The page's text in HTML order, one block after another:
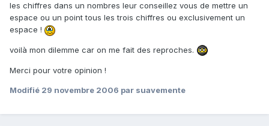
les chiffres dans un nombres leur conseillez vous de mettre un
espace ou un point tous les trois chiffres ou exclusivement un
espace !
voilà mon dilemme car on me fait des reproches.
Merci pour votre opinion !
Modifié 29 novembre 2006 par suavemente